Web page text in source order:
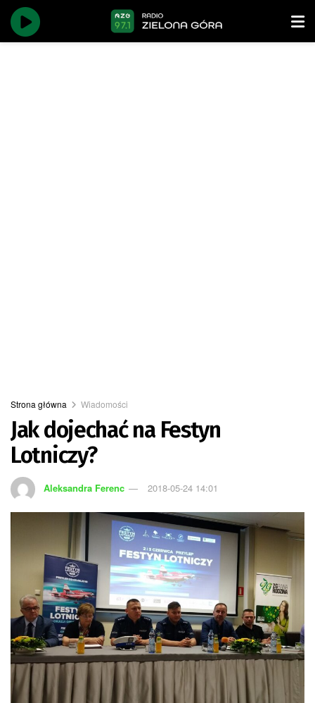
Strona główna Wiadomości
Jak dojechać na Festyn
Lotniczy?
Aleksandra Ferenc 2018-05-24 14:01